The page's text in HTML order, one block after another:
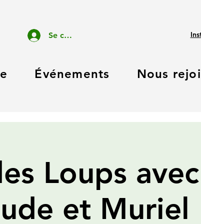
Se connecter
Événements Nous
Loups
et Muriel